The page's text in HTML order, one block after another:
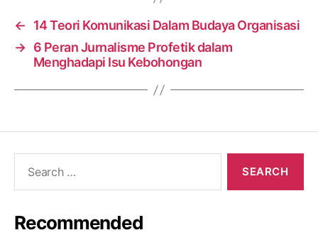
←
14 Teori Komunikasi Dalam Budaya Organisasi
→ 6 Peran Jurnalisme Profetik dalam
Menghadapi Isu Kebohongan
Recommended